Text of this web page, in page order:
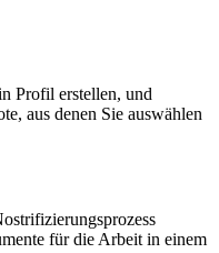
Profil erstellen, und
aus denen Sie auswählen
für die Arbeit in einem